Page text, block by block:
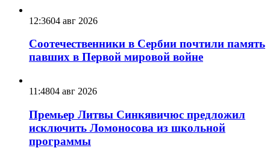
12:3604 авг 2026
Соотечественники в Сербии почтили память
павших в Первой мировой войне
11:4804 авг 2026
Премьер Литвы Синкявичюс предложил
исключить Ломоносова из школьной
программы